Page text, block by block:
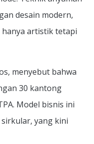
desain modern,
artistik tetapi
menyebut bahwa
30 kantong
Model bisnis ini
yang kini